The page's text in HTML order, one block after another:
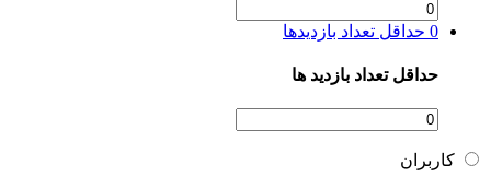
0 حداقل تعداد بازدیدها
حداقل تعداد بازدید ها
کاربران